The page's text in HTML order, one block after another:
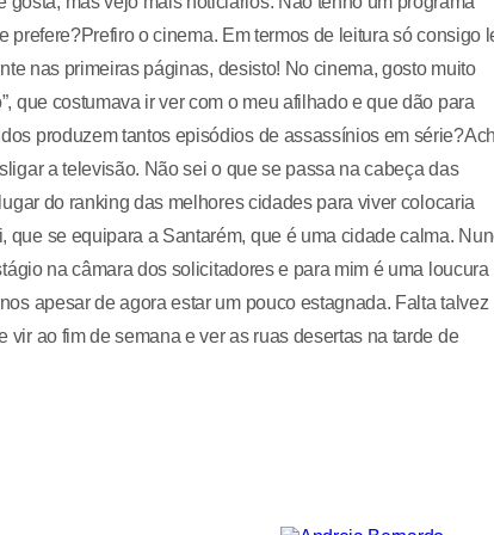
o cinema. Em termos de leitura só consigo
nas primeiras páginas, desisto! No cinema, gosto muito
que costumava ir ver com o meu afilhado e que dão para
produzem tantos episódios de assassínios em
a televisão. Não sei o que se passa na cabeça das
do ranking das melhores cidades para viver colocaria
se equipara a Santarém, que é uma cidade calma.
na câmara dos solicitadores e para mim é uma loucura
apesar de agora estar um pouco estagnada. Falta talvez
ao fim de semana e ver as ruas desertas na tarde de